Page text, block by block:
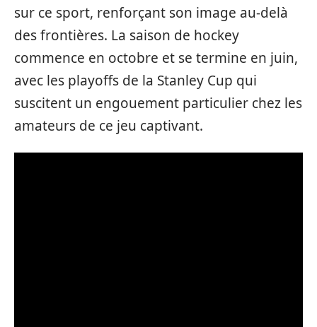
sur ce sport, renforçant son image au-delà
des frontières. La saison de hockey
commence en octobre et se termine en juin,
avec les playoffs de la Stanley Cup qui
suscitent un engouement particulier chez les
amateurs de ce jeu captivant.